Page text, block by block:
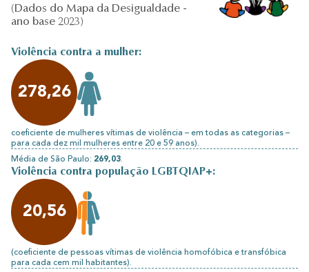
(Dados do Mapa da Desigualdade -
ano base 2023)
Violência contra a mulher:
278,26
coeficiente de mulheres vítimas de violência – em todas as categorias –
para cada dez mil mulheres entre 20 e 59 anos).
Média de São Paulo: 269,03.
Violência contra população LGBTQIAP+:
20,56
(coeficiente de pessoas vítimas de violência homofóbica e transfóbica
para cada cem mil habitantes).